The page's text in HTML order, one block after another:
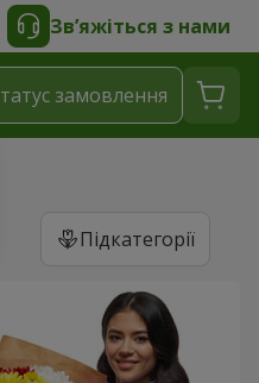
Зв’яжіться з нами
замовлення
Підкатегорії